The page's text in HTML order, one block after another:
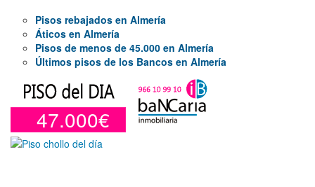
Pisos rebajados en Almería
Áticos en Almería
Pisos de menos de 45.000 en Almería
Últimos pisos de los Bancos en Almería
47.000€